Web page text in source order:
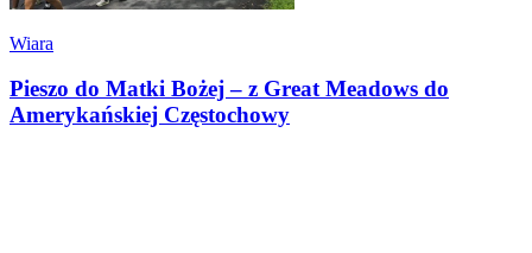
Wiara
Pieszo do Matki Bożej – z Great Meadows do
Amerykańskiej Częstochowy